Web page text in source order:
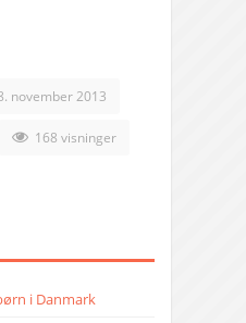
november 2013
168 visninger
i Danmark